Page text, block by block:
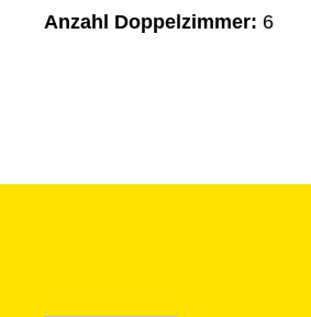
Anzahl Doppelzimmer: 6